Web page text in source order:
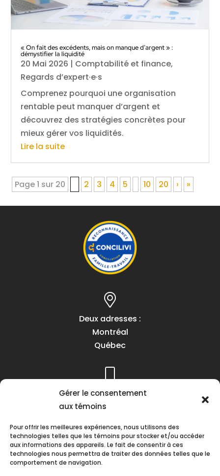
Gérer le consentement
aux témoins
Pour offrir les meilleures expériences, nous utilisons des
technologies telles que les témoins pour stocker et/ou accéder
aux informations des appareils. Le fait de consentir à ces
technologies nous permettra de traiter des données telles que le
comportement de navigation.
« On fait des excédents, mais on manque d’argent » :
démystifier la liquidité
20 Mai 2026 | Comptabilité et finance,
Regards d’expert·e·s
Comprenez pourquoi une organisation
rentable peut manquer d’argent et
découvrez des stratégies concrètes pour
mieux gérer vos liquidités.
Lire la suite
Page 1 sur 20 2 3 4 5 10 20 › »
Deux adresses :
Montréal
Québec
Téléphone :
(418) 622-1001
Heures d’ouverture :